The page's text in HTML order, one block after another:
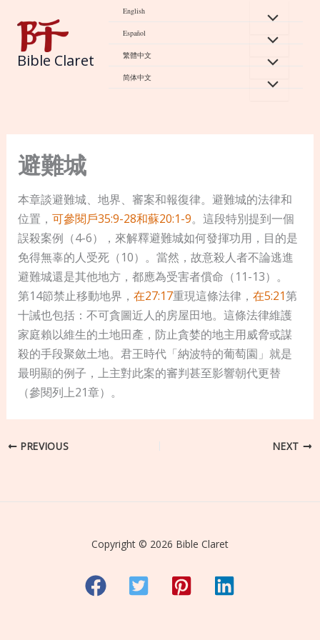
content
Bible Claret
English
Español
繁體中文
简体中文
避難城
本章談避難城、地界、審案和報復律。避難城的法律和
位置， 可參閱戶35:9-28和蘇20:1-9。這段特別提到一個
誤殺案例（4-6），來解釋避難城如何發揮功用，目的是
免得無辜的人受死（10）。當然，故意殺人者不論逃進
避難城還是其他地方，都應為受害者償命（11-13）。
第14節禁止移動地界， 在27:17重現這條法律， 在5:21第
十誡也包括：不可貪圖近人的房屋田地。這條法律維護
家庭賴以維生的土地田產，防止貪婪的地主用威脅或謀
殺的手段聚斂土地。君王時代「納波特的葡萄園」就是
最明顯的例子，上主對此案的審判甚至影響朝代更替
（參閱列上21章）。
PREVIOUS NEXT
Copyright © 2026 Bible Claret